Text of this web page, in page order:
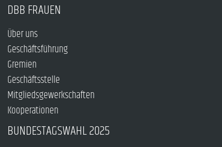
DBB FRAUEN
Über uns
Geschäftsführung
Gremien
Geschäftsstelle
Mitgliedsgewerkschaften
Kooperationen
BUNDESTAGSWAHL 2025